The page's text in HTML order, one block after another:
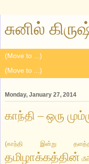
சுனில்
Monday, January 27, 2014
காந்தி – ஒரு
(காந்தி இன்று
தமிழாக்கத்தின்